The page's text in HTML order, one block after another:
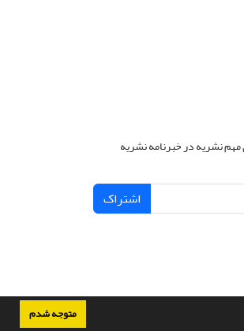
متوجه شدم
مهم نشریه در خبرنامه نشریه
اشتراک